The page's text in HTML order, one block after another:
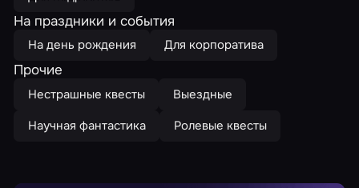
На праздники и события
На день рождения Для корпоратива
Прочие
Нестрашные квесты
Выездные
Научная фантастика
Ролевые квесты